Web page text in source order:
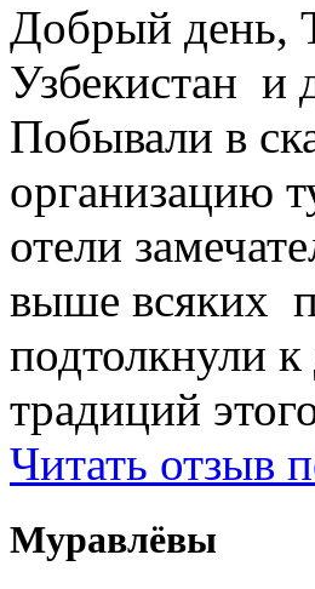
Добрый день,
Узбекистан и
Побывали в
организацию
отели
выше всяких
подтолкнули
традиций
Читать отзыв
Муравлёвы